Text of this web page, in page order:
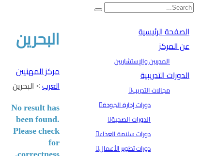
الصفحة الرئيسية
عن المركز
المدربين والإستشاريين
الدورات التدريبية
مجالات التدريب
دورات إدارة الجودة
الدورات الصحية
دورات سلامة الغذاء
دورات تطوير الأعمال
البحرين
مركز المهنيين
العرب> البحرين
No result has
been found.
Please check
for